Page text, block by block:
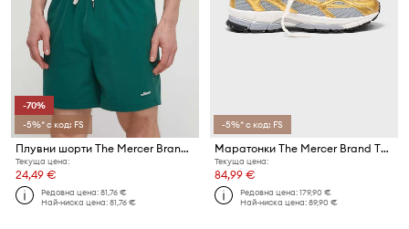
-70%
-5%* с код: FS
Плувни шорти The Mercer Brand The Swimtrunk
Текуща цена:
24,49 €
Редовна цена:81,76 €
Най-ниска цена:81,76 €
-5%* с код: FS
Маратонки The Mercer Brand The Re-Run Pineapple
Текуща цена:
84,99 €
Редовна цена:179,90 €
Най-ниска цена:89,90 €